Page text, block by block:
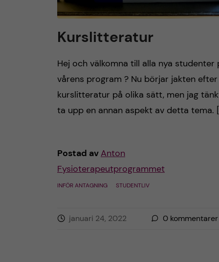
Kurslitteratur
Hej och välkomna till alla nya studenter
vårens program ? Nu börjar jakten efter
kurslitteratur på olika sätt, men jag
ta upp en annan aspekt av detta tema.
Postad avAnton
Fysioterapeutprogrammet
INFÖR ANTAGNING STUDENTLIV
januari 24, 2022 0 kommentarer